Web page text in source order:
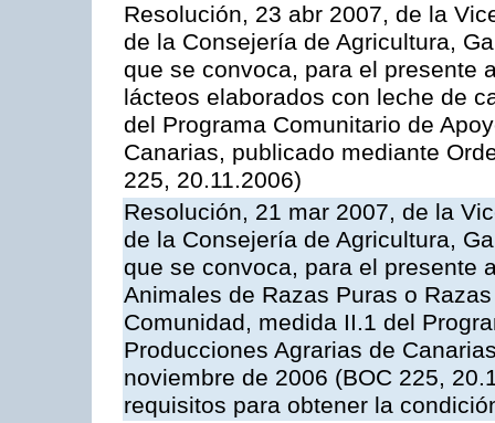
Resolución, 23 abr 2007, de la
de la Consejería de Agricultura,
que se convoca, para el presente
lácteos elaborados con leche de
del Programa Comunitario de
Canarias, publicado mediante
225, 20.11.2006)
Resolución, 21 mar 2007, de la
de la Consejería de Agricultura,
que se convoca, para el presente
Animales de Razas Puras o
Comunidad, medida II.1 del
Producciones Agrarias de
noviembre de 2006 (BOC 225,
requisitos para obtener la